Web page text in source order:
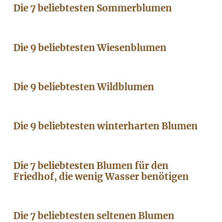
Die 7 beliebtesten Sommerblumen
Die 9 beliebtesten Wiesenblumen
Die 9 beliebtesten Wildblumen
Die 9 beliebtesten winterharten Blumen
Die 7 beliebtesten Blumen für den
Friedhof, die wenig Wasser benötigen
Die 7 beliebtesten seltenen Blumen